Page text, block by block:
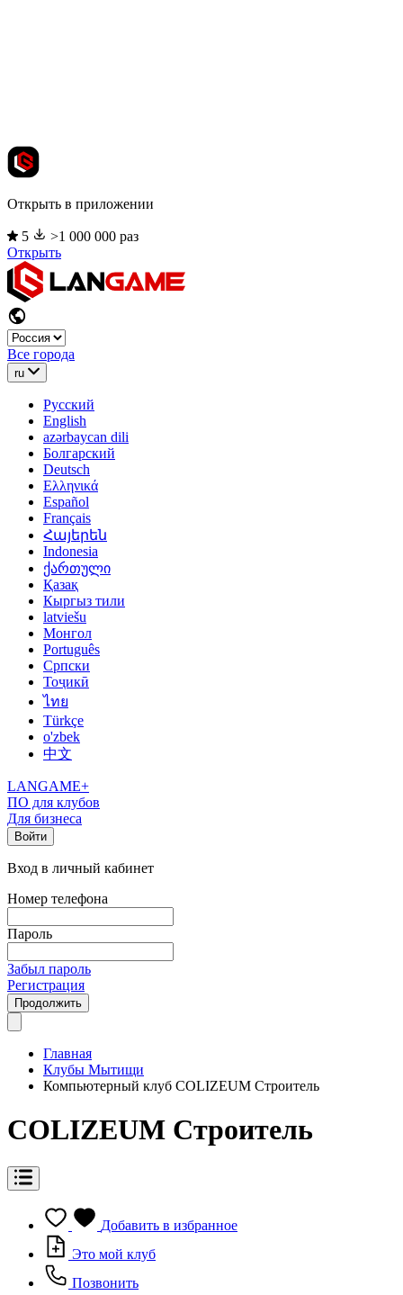
Открыть в приложении
5
>1 000 000 раз
Открыть
Все города
ru
Русский
English
azərbaycan dili
Болгарский
Deutsch
Ελληνικά
Español
Français
Հայերեն
Indonesia
ქართული
Қазақ
Кыргыз тили
latviešu
Монгол
Português
Српски
Тоҷикӣ
ไทย
Türkçe
o'zbek
中文
LANGAME+
ПО для клубов
Для бизнеса
Войти
Вход в личный кабинет
Номер телефона
Пароль
Забыл пароль
Регистрация
Продолжить
Главная
Клубы Мытищи
Компьютерный клуб COLIZEUM Строитель
COLIZEUM Строитель
Добавить в избранное
Это мой клуб
Позвонить